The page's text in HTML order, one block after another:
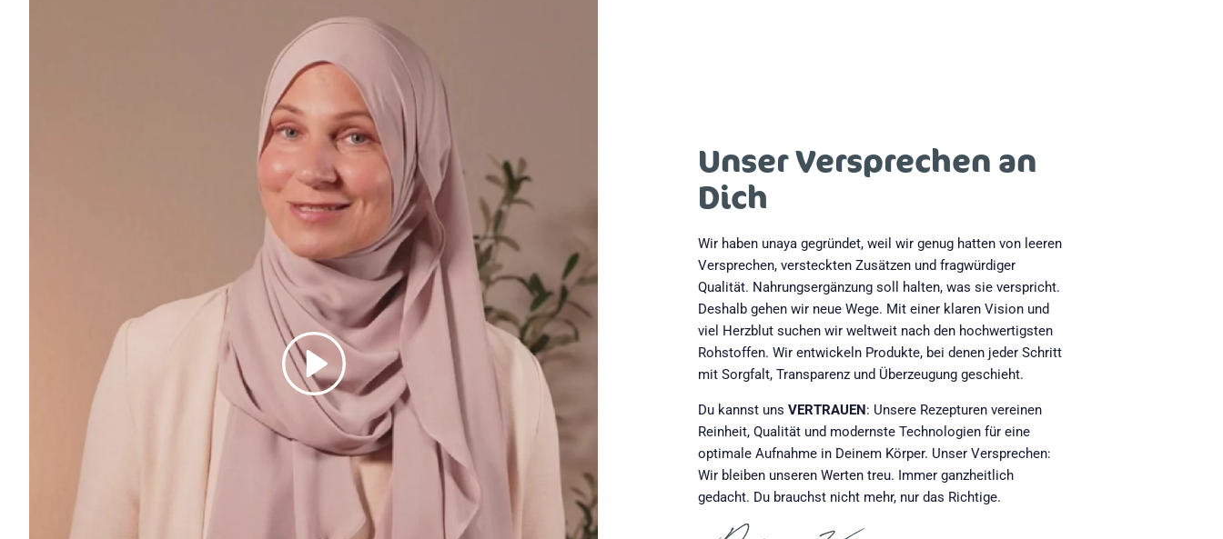
Abspielen
Unser Versprechen an
Dich
Wir haben unaya gegründet, weil wir genug hatten von leeren
Versprechen, versteckten Zusätzen und fragwürdiger
Qualität. Nahrungsergänzung soll halten, was sie verspricht.
Deshalb gehen wir neue Wege. Mit einer klaren Vision und
viel Herzblut suchen wir weltweit nach den hochwertigsten
Rohstoffen. Wir entwickeln Produkte, bei denen jeder Schritt
mit Sorgfalt, Transparenz und Überzeugung geschieht.
Du kannst uns VERTRAUEN: Unsere Rezepturen vereinen
Reinheit, Qualität und modernste Technologien für eine
optimale Aufnahme in Deinem Körper. Unser Versprechen:
Wir bleiben unseren Werten treu. Immer ganzheitlich
gedacht. Du brauchst nicht mehr, nur das Richtige.